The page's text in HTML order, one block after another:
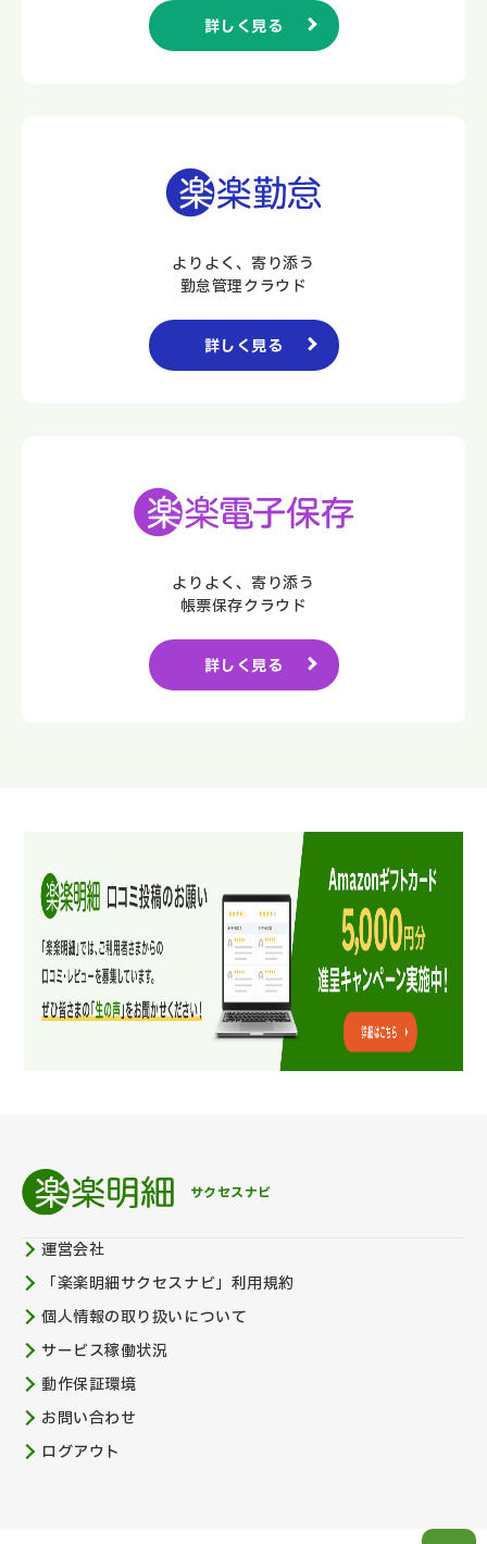
詳しく見る
よりよく、寄り添う
勤怠管理クラウド
詳しく見る
よりよく、寄り添う
帳票保存クラウド
詳しく見る
サクセスナビ
運営会社
「楽楽明細サクセスナビ」利用規約
個人情報の取り扱いについて
サービス稼働状況
動作保証環境
お問い合わせ
ログアウト